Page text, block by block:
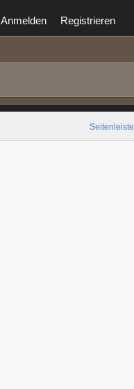
Anmelden Registrieren
Seitenleiste